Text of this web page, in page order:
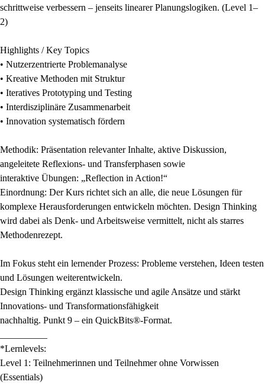
schrittweise verbessern – jenseits linearer Planungslogiken. (Level 1–
2)
Highlights / Key Topics
• Nutzerzentrierte Problemanalyse
• Kreative Methoden mit Struktur
• Iteratives Prototyping und Testing
• Interdisziplinäre Zusammenarbeit
• Innovation systematisch fördern
Methodik: Präsentation relevanter Inhalte, aktive Diskussion,
angeleitete Reflexions- und Transferphasen sowie
interaktive Übungen: „Reflection in Action!“
Einordnung: Der Kurs richtet sich an alle, die neue Lösungen für
komplexe Herausforderungen entwickeln möchten. Design Thinking
wird dabei als Denk- und Arbeitsweise vermittelt, nicht als starres
Methodenrezept.
Im Fokus steht ein lernender Prozess: Probleme verstehen, Ideen testen
und Lösungen weiterentwickeln.
Design Thinking ergänzt klassische und agile Ansätze und stärkt
Innovations- und Transformationsfähigkeit
nachhaltig. Punkt 9 – ein QuickBits®-Format.
*Lernlevels:
Level 1: Teilnehmerinnen und Teilnehmer ohne Vorwissen
(Essentials)